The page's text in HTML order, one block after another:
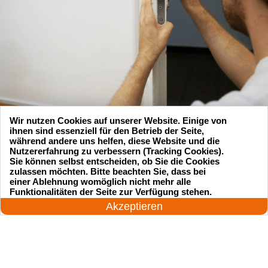
Suchen Sie einen Schlüsseldienst
zu einem vernünftigen Preis?
24 Stunden am Tag
Akzeptieren
Wir nutzen Cookies auf unserer Website. Einige von
ihnen sind essenziell für den Betrieb der Seite,
während andere uns helfen, diese Website und die
Nutzererfahrung zu verbessern (Tracking Cookies).
Sie können selbst entscheiden, ob Sie die Cookies
zulassen möchten. Bitte beachten Sie, dass bei
einer Ablehnung womöglich nicht mehr alle
Funktionalitäten der Seite zur Verfügung stehen.